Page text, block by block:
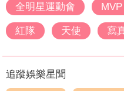
全明星運動會
MVP
紅隊 天使 寫
追蹤娛樂星聞